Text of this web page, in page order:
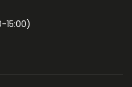
15:00)